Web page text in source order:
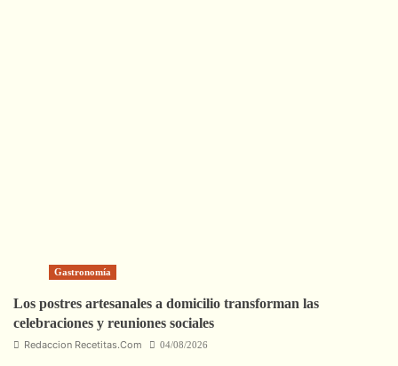
Gastronomía
Los postres artesanales a domicilio transforman las
celebraciones y reuniones sociales
Redaccion Recetitas.Com 04/08/2026